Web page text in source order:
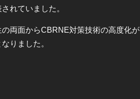
れていました。
両面からCBRNE対策技術の高度化が
りました。